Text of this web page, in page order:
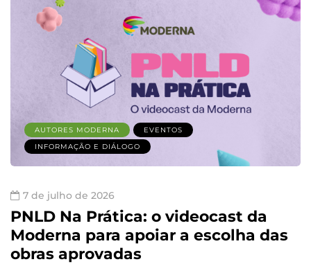
AUTORES MODERNA
EVENTOS
INFORMAÇÃO E DIÁLOGO
7 de julho de 2026
PNLD Na Prática: o videocast da
Moderna para apoiar a escolha das
obras aprovadas